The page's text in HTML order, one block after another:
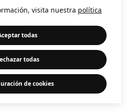
visita nuestra política
todas
todas
de cookies